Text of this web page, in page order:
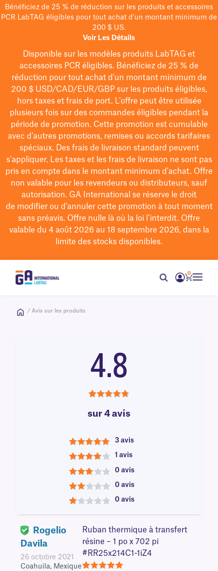
Bénéficiez de 25 % de réduction sur les produits et accessoires
PCR LabTAG éligibles pour tout achat d'un montant minimum de
200 $ US.
Voir Les Détails
Disponible sur les modèles produits LabTAG et
accessoires PCR éligibles. Bénéficiez de 25 % de
réduction pour tout achat d'un montant minimum de
200 $USD/CAD/EUR/GBPsur les produits éligibles,
hors taxes et frais de port. L'offre peut être utilisée
plusieurs fois sur des commandes éligibles pendant la
période de promotion. Cette promotion est cumulable
avec d'autres promotions, remises ou accords tarifaires
spéciaux. Des frais de livraison standard peuvent
s'appliquer. Les taxes et les frais de livraison ne sont pas
pris en compte dans le montant minimum d'achat. Offre
non valable pour les revendeurs ou distributeurs, sauf
autorisation. GA International se réserve le droit
de modifierou d’annuler cette promotion à tout moment
sans préavis. Offre nulle là où la loi l’interdit. Offre
valable du 4 août 2026 au 18 septembre 2026, dans la
limite des stocks disponibles.
0
/ Avis sur les produits
4.8
sur 4 avis
5
3 avis
4
1 avis
3
0 avis
2
0 avis
0 avis
Rogelio
Davila
26 octobre 2021
Coahuila, Mexique
Ruban thermique à transfert
résine – 1 po x 702 pi
#RR25x214C1-1iZ4